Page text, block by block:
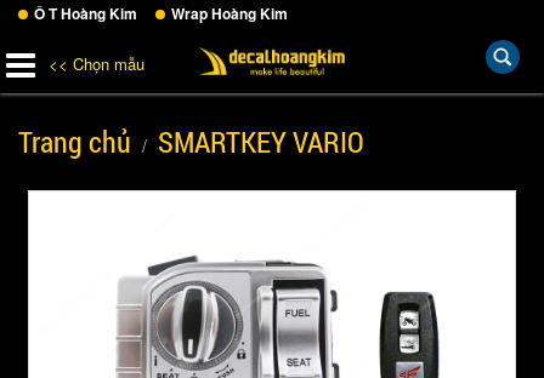
Ô T Hoàng Kim Wrap Hoàng Kim
<< Chọn mẫu
Trang chủ SMARTKEY VARIO